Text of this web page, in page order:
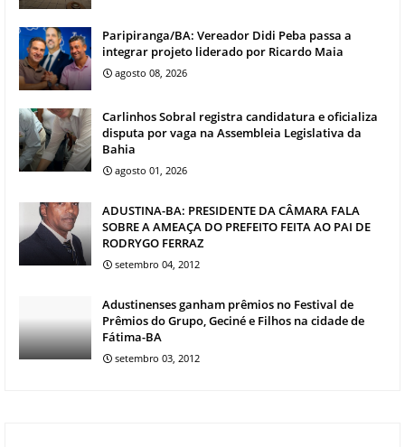
Paripiranga/BA: Vereador Didi Peba passa a
integrar projeto liderado por Ricardo Maia
agosto 08, 2026
Carlinhos Sobral registra candidatura e oficializa
disputa por vaga na Assembleia Legislativa da
Bahia
agosto 01, 2026
ADUSTINA-BA: PRESIDENTE DA CÂMARA FALA
SOBRE A AMEAÇA DO PREFEITO FEITA AO PAI DE
RODRYGO FERRAZ
setembro 04, 2012
Adustinenses ganham prêmios no Festival de
Prêmios do Grupo, Geciné e Filhos na cidade de
Fátima-BA
setembro 03, 2012